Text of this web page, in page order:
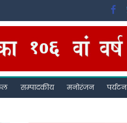
सम्पादकीय मनोरंजन पर्यटन